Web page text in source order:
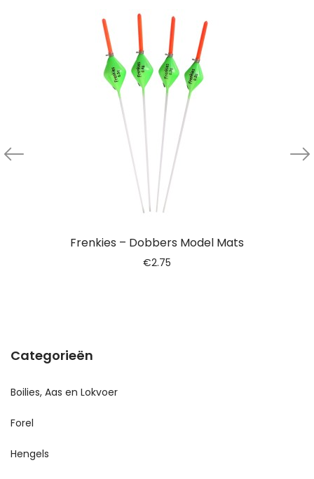
Frenkies – Dobbers Model Mats
€2.75
Categorieën
Boilies, Aas en Lokvoer
Forel
Hengels